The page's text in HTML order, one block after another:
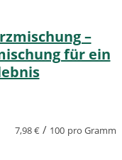
–
für ein
7,98€ / 100 pro Gramm